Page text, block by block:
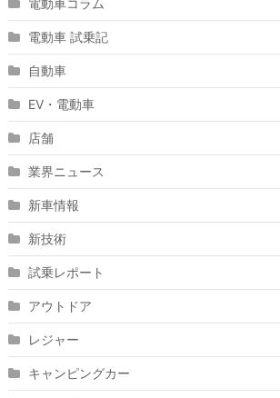
電動車コラム
電動車 試乗記
自動車
EV・電動車
店舗
業界ニュース
新車情報
新技術
試乗レポート
アウトドア
レジャー
キャンピングカー